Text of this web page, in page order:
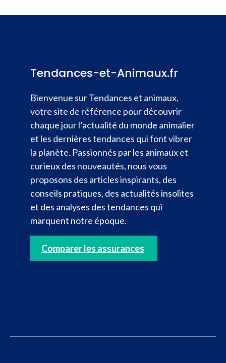
Tendances-et-Animaux.fr
Bienvenue sur Tendances et animaux,
votre site de référence pour découvrir
chaque jour l’actualité du monde animalier
et les dernières tendances qui font vibrer
la planète. Passionnés par les animaux et
curieux des nouveautés, nous vous
proposons des articles inspirants, des
conseils pratiques, des actualités insolites
et des analyses des tendances qui
marquent notre époque.
Comparer les assurances